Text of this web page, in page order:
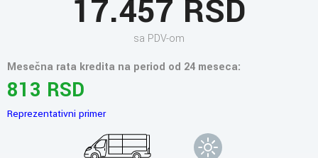
17.457 RSD
sa PDV-om
Mesečna rata kredita na period od 24 meseca:
813 RSD
Reprezentativni primer